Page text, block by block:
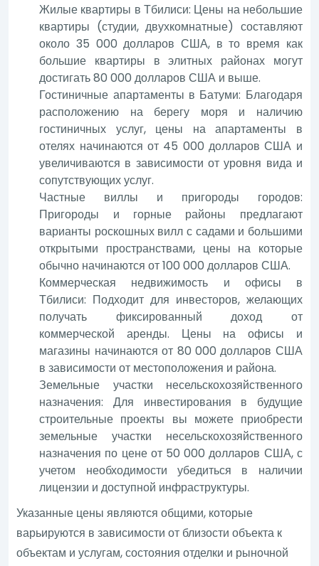
Жилые квартиры в Тбилиси: Цены на небольшие
квартиры (студии, двухкомнатные) составляют
около 35 000 долларов США, в то время как
большие квартиры в элитных районах могут
достигать 80 000 долларов США и выше.
Гостиничные апартаменты в Батуми: Благодаря
расположению на берегу моря и наличию
гостиничных услуг, цены на апартаменты в
отелях начинаются от 45 000 долларов США и
увеличиваются в зависимости от уровня вида и
сопутствующих услуг.
Частные виллы и пригороды городов:
Пригороды и горные районы предлагают
варианты роскошных вилл с садами и большими
открытыми пространствами, цены на которые
обычно начинаются от 100 000 долларов США.
Коммерческая недвижимость и офисы в
Тбилиси: Подходит для инвесторов, желающих
получать фиксированный доход от
коммерческой аренды. Цены на офисы и
магазины начинаются от 80 000 долларов США
в зависимости от местоположения и района.
Земельные участки несельскохозяйственного
назначения: Для инвестирования в будущие
строительные проекты вы можете приобрести
земельные участки несельскохозяйственного
назначения по цене от 50 000 долларов США, с
учетом необходимости убедиться в наличии
лицензии и доступной инфраструктуры.
Указанные цены являются общими, которые
варьируются в зависимости от близости объекта к
объектам и услугам, состояния отделки и рыночной